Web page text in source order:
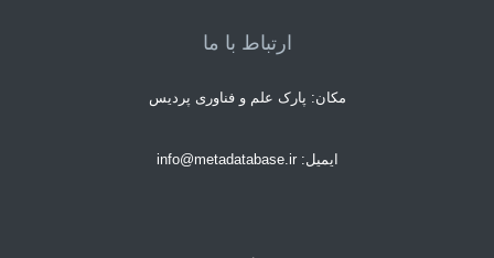
ارتباط با ما
مکان: پارک علم و فناوری پردیس
ایمیل: info@metadatabase.ir